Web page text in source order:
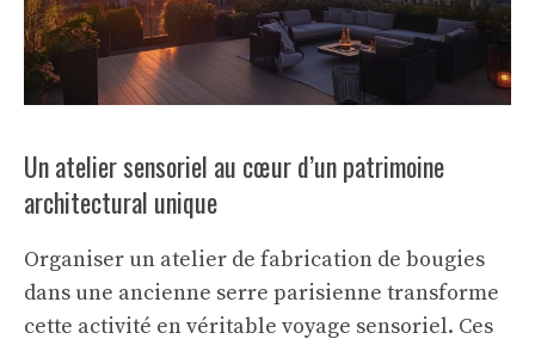
Un atelier sensoriel au cœur d’un patrimoine
architectural unique
Organiser un atelier de fabrication de bougies
dans une ancienne serre parisienne transforme
cette activité en véritable voyage sensoriel. Ces